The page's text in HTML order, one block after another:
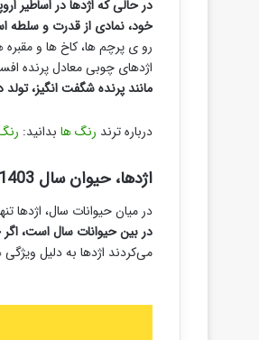
در حالی که اژدها در اساطیر
خود، نمادی از قدرت و سلطه
رو ی پرچم ها، کاخ ها و
اژدهای چوبی معادل پرنده
مانند پرنده شگفت انگیز، تولد
درباره ترند رنگ ها بدانید: رنگ سال 2024 چیست؟
اژدها، حیوان سال 1403 نماد چیست؟
در میان حیوانات سال، اژدها
در بین حیوانات سال است،
می‌کردند اژدها به دلیل